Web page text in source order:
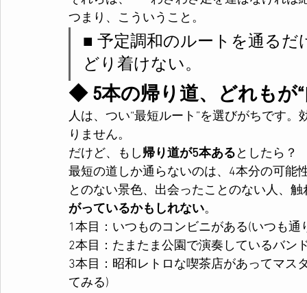
つまり、こういうこと。
■ 予定調和のルートを通る
どり着けない。
◆ 5本の帰り道、どれもが
人は、つい“最短ルート”を選びがちです
りません。
だけど、もし帰り道が5本あるとしたら？
最短の道しか通らないのは、4本分の可能
とのない景色、出会ったことのない人、
がっているかもしれない。
1本目：いつものコンビニがある(いつも通
2本目：たまたま公園で演奏しているバン
3本目：昭和レトロな喫茶店があってマス
てみる)